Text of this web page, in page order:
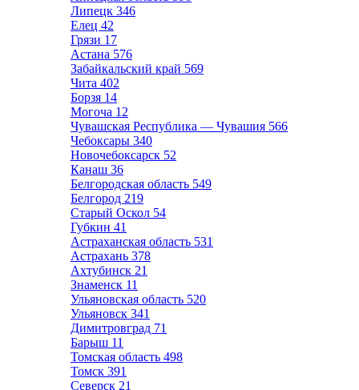
Липецк 346
Елец 42
Грязи 17
Астана 576
Забайкальский край 569
Чита 402
Борзя 14
Могоча 12
Чувашская Республика — Чувашия 566
Чебоксары 340
Новочебоксарск 52
Канаш 36
Белгородская область 549
Белгород 219
Старый Оскол 54
Губкин 41
Астраханская область 531
Астрахань 378
Ахтубинск 21
Знаменск 11
Ульяновская область 520
Ульяновск 341
Димитровград 71
Барыш 11
Томская область 498
Томск 391
Северск 21